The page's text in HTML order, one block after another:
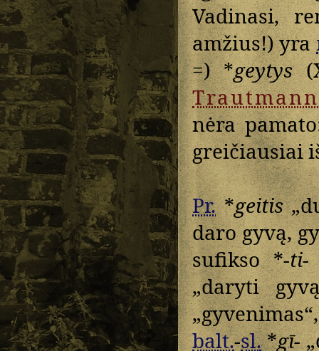
Vadinasi,
amžius!) yra
=) *geytys
Trautmann
nėra
greičiausiai
Pr.*geitis
daro gyvą,
sufikso *-ti-
„daryti
balt.-sl.*gī-